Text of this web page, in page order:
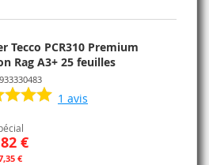
Tecco PCR310 Premium
Rag A3+ 25 feuilles
1 avis
€
€